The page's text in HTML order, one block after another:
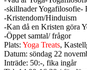
-skillnader Yogafilosofie-
-Kristendom/Hinduism
-Kan då en Kristen göra
-Öppet samtal/ frågor
Plats: Yoga Treats,
Datum: söndag 22
Inträde: 50:-, fika ingår